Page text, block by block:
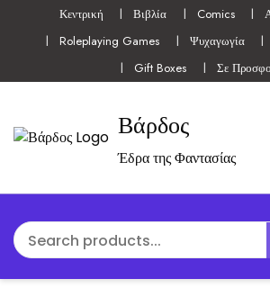
Κεντρική Βιβλία Comics
Roleplaying Games
Ψυχαγωγία
Gift Boxes
Σε
Βάρδος
Έδρα της Φαντασίας